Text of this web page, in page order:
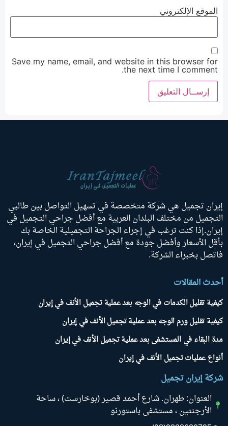
الموقع الإلكتروني
Save my name, email, and website in this browser for
the next time I comment.
إيران تجميل هي شركة متخصصة في تسهيل التواصل بين طالبي
التجميل من مختلف البلدان العربية مع أفضل جراحي التجميل في
إيران.إذا كنت ترغب في إجراء الجراحة التجميلية الخاصة بك
بأقل الأسعار وأفضل جودة مع أفضل جراحي التجميل في إيران،
فاتصل بخبراء الشركة.
أحدث المقالات
كيفية تقليل الكدمات في الوجه بعد عملية تجميل الأنف في إيران
كيفية تقليل ورم الوجه بعد عملية تجميل الأنف في إيران
مدة البقاء في المستشفى بعد عملية تجميل الأنف في إيران
أنواع عمليات تجميل الأنف في إيران
شركة إيران تجميل
العنوان: طهران. شارع أحمد قصير (بوخارست) ، ساحة
الأرجنتين ، مستشفى باستورنو